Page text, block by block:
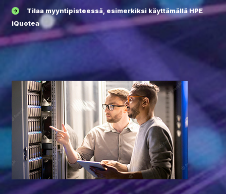
Tilaa myyntipisteessä, esimerkiksi käyttämällä HPE
iQuotea